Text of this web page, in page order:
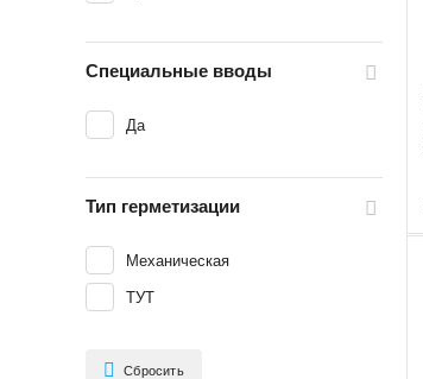
Специальные вводы
Да
Тип герметизации
Механическая
ТУТ
Сбросить